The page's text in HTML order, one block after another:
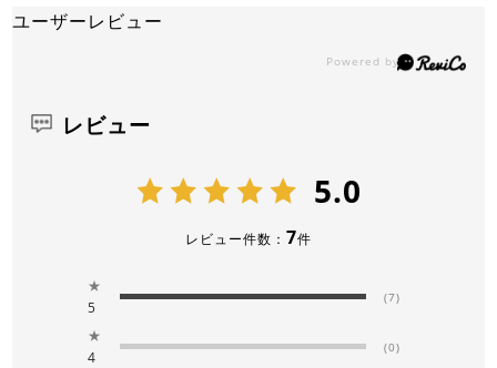
ユーザーレビュー
レビュー
5.0
レビュー件数： 7件
★
5
(7)
★
4
(0)